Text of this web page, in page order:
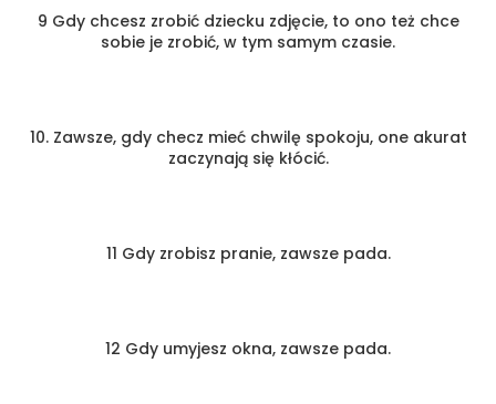
9 Gdy chcesz zrobić dziecku zdjęcie, to ono też chce
sobie je zrobić, w tym samym czasie.
10. Zawsze, gdy checz mieć chwilę spokoju, one akurat
zaczynają się kłócić.
11 Gdy zrobisz pranie, zawsze pada.
12 Gdy umyjesz okna, zawsze pada.